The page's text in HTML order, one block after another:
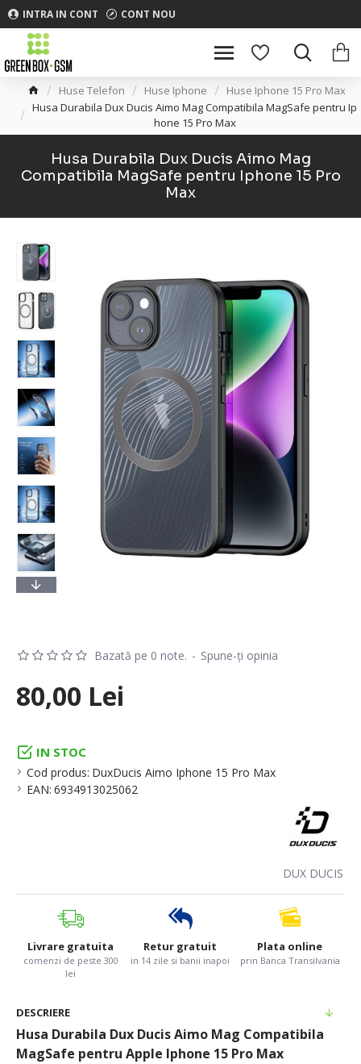
INTRA IN CONT CONT NOU
Huse Telefon Huse Iphone
Huse Iphone 15 Pro Max
Husa Durabila Dux Ducis Aimo Mag Compatibila MagSafe pentru Ip
hone 15 Pro Max
Husa Durabila Dux Ducis Aimo Mag
Compatibila MagSafe pentru Iphone 15 Pro
Max
IN STOC
Cod produs: DuxDucis Aimo Iphone 15 Pro Max
EAN: 6934913025062
DUX DUCIS
Bazată pe 0 note. - Spune-ţi opinia
80,00 Lei
Livrare gratuita
comenzi de peste 300
lei
Retur gratuit
in 14 zile si banii inapoi
Plata online
prin Banca Transilvania
DESCRIERE
Husa Durabila Dux Ducis Aimo Mag Compatibila
MagSafe pentru Apple Iphone 15 Pro Max